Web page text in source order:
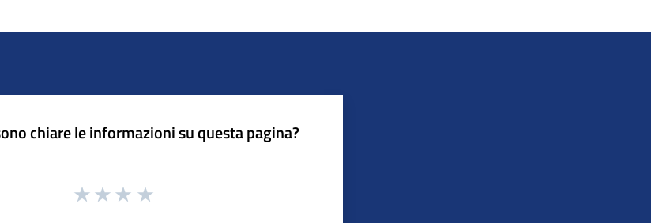
chiare le informazioni su questa pagina?